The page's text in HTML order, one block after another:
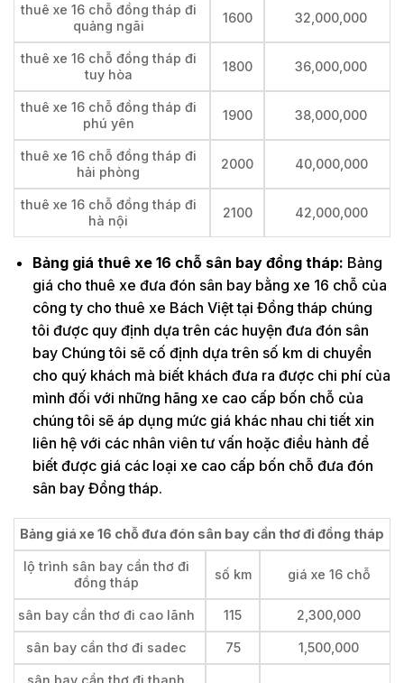
thuê xe 16 chỗ đồng tháp đi
quảng ngãi
1600 32,000,000
thuê xe 16 chỗ đồng tháp đi
tuy hòa
1800 36,000,000
thuê xe 16 chỗ đồng tháp đi
phú yên
1900 38,000,000
thuê xe 16 chỗ đồng tháp đi
hải phòng
2000 40,000,000
thuê xe 16 chỗ đồng tháp đi
hà nội
2100 42,000,000
Bảng giá thuê xe 16 chỗ sân bay đồng tháp: Bảng
giá cho thuê xe đưa đón sân bay bằng xe 16 chỗ của
công ty cho thuê xe Bách Việt tại Đồng tháp chúng
tôi được quy định dựa trên các huyện đưa đón sân
bay Chúng tôi sẽ cố định dựa trên số km di chuyển
cho quý khách mà biết khách đưa ra được chi phí của
mình đối với những hãng xe cao cấp bốn chỗ của
chúng tôi sẽ áp dụng mức giá khác nhau chi tiết xin
liên hệ với các nhân viên tư vấn hoặc điều hành để
biết được giá các loại xe cao cấp bốn chỗ đưa đón
sân bay Đồng tháp.
Bảng giá xe 16 chỗ đưa đón sân bay cần thơ đi đồng tháp
lộ trình sân bay cần thơ đi
đồng tháp
số km giá xe 16 chỗ
sân bay cần thơ đi cao lãnh 115 2,300,000
sân bay cần thơ đi sadec 75 1,500,000